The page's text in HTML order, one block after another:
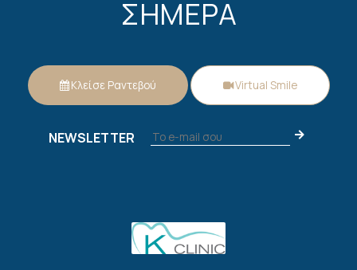
ΣΗΜΕΡΑ
Κλείσε Ραντεβού Virtual Smile
NEWSLETTER